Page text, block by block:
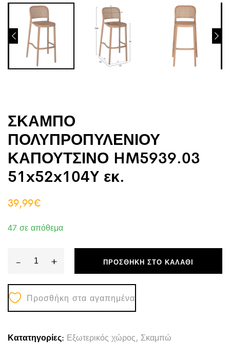
ΣΚΑΜΠΟ
ΠΟΛΥΠΡΟΠΥΛΕΝΙΟΥ
ΚΑΠΟΥΤΣΙΝΟ HM5939.03
51x52x104Y εκ.
39,99€
47 σε απόθεμα
-
ΣΚΑΜΠΟ
ΠΟΛΥΠΡΟΠΥΛΕΝΙΟΥ
ΚΑΠΟΥΤΣΙΝΟ
HM5939.03
εκ.
+ ΠΡΟΣΘΉΚΗ ΣΤΟ ΚΑΛΆΘΙ
Προσθήκη στα αγαπημένα
Κατατηγορίες: Εξωτερικός χώρος, Σκαμπώ